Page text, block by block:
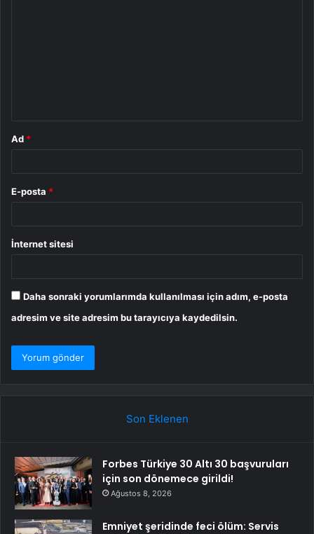
Ad *
E-posta *
İnternet sitesi
Daha sonraki yorumlarımda kullanılması için adım, e-posta
adresim ve site adresim bu tarayıcıya kaydedilsin.
Son Eklenen
Forbes Türkiye 30 Altı 30 başvuruları
için son dönemece girildi!
Ağustos 8, 2026
Emniyet şeridinde feci ölüm: Servis